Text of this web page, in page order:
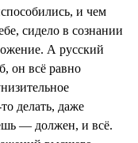
и чем
сидело в сознании
А русский
он всё равно
делать, даже
— должен, и всё.